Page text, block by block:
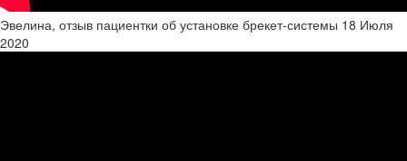
Эвелина, отзыв пациентки об установке брекет-системы 18 Июля
2020